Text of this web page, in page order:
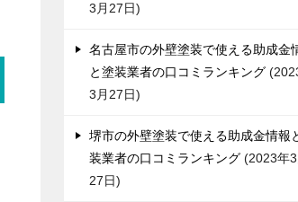
3月27日
名古屋市の外壁塗装で使える助成金
と塗装業者の口コミランキング
3月27日
堺市の外壁塗装で使える助成金情報
装業者の口コミランキング
2023年3
27日